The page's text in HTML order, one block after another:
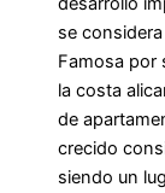
se
Famosa por
la costa
de
crecido
siendo un